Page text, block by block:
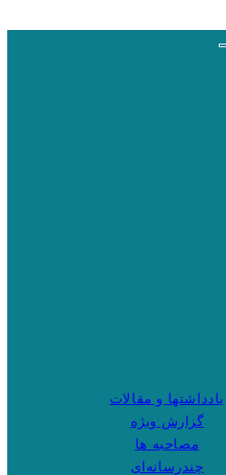
یادداشتها و مقالات
گزارش ویژه
مصاحبه ها
چندرسانه‌ای